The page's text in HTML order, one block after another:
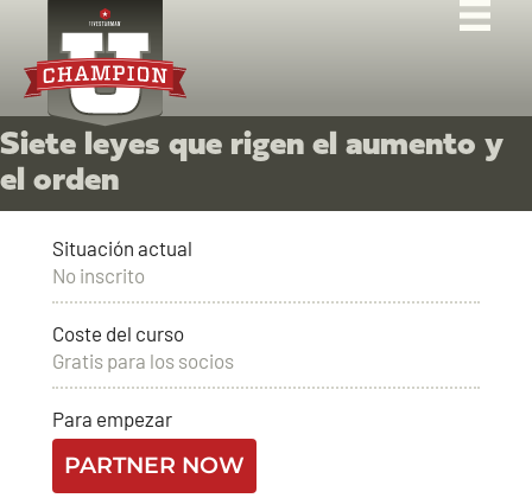
Siete leyes que rigen el aumento y
el orden
Situación actual
No inscrito
Coste del curso
Gratis para los socios
Para empezar
PARTNER NOW